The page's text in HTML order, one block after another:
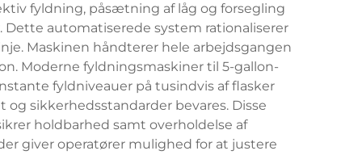
fyldning, påsætning af låg og forsegling
automatiserede system rationaliserer
Maskinen håndterer hele arbejdsgangen
Moderne fyldningsmaskiner til 5-gallon-
fyldniveauer på tusindvis af flasker
sikkerhedsstandarder bevares. Disse
holdbarhed samt overholdelse af
giver operatører mulighed for at justere